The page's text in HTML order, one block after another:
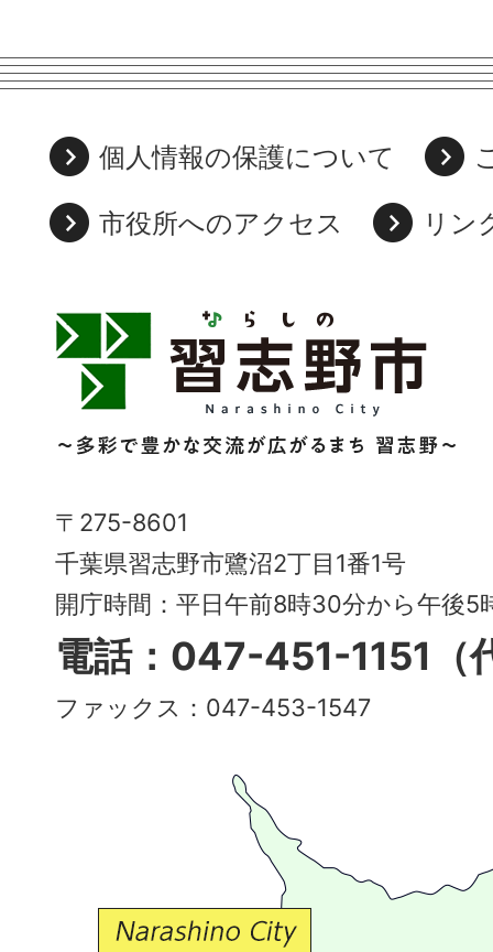
個人情報の保護について
市役所へのアクセス
リン
習
志
野
市
Narashino
City
～
多
彩
で
〒275-8601
千葉県習志野市鷺沼2丁目1番1号
開庁時間：平日午前8時30分から午後5
電話：047-451-1151（
ファックス：047-453-1547